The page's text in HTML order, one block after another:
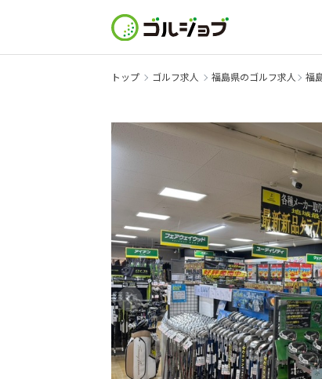
トップ ゴルフ求人 福島県のゴルフ求人 福